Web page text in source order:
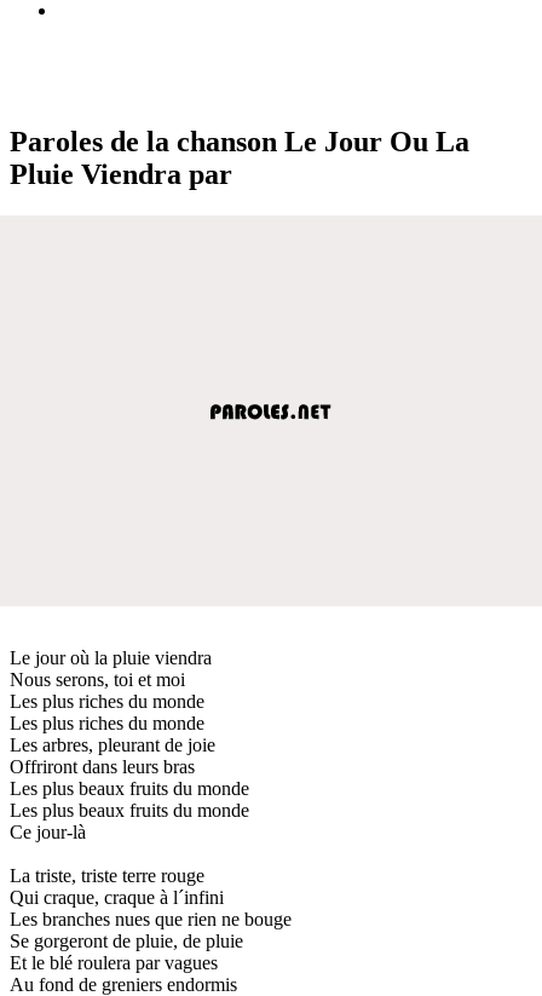
Paroles de la chanson Le Jour Ou La
Pluie Viendra par
Le jour où la pluie viendra
Nous serons, toi et moi
Les plus riches du monde
Les plus riches du monde
Les arbres, pleurant de joie
Offriront dans leurs bras
Les plus beaux fruits du monde
Les plus beaux fruits du monde
Ce jour-là
La triste, triste terre rouge
Qui craque, craque à l´infini
Les branches nues que rien ne bouge
Se gorgeront de pluie, de pluie
Et le blé roulera par vagues
Au fond de greniers endormis